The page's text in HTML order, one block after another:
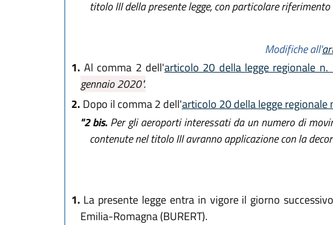
titolo III della presente legge, con particolare
Modifiche all'
1. Al comma 2 dell'articolo 20 della legge regionale
gennaio 2020".
2. Dopo il comma 2 dell'articolo 20 della legge regionale
"2 bis.Per gli aeroporti interessati da un numero di
contenute nel titolo III avranno applicazione con la
1. La presente legge entra in vigore il giorno
Emilia-Romagna (BURERT).